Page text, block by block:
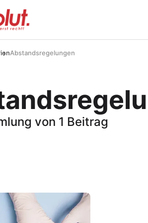
Abstandsregelungen
von 1 Beitrag